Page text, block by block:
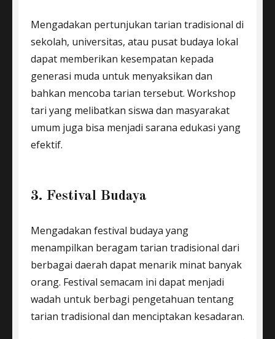
Mengadakan pertunjukan tarian tradisional di
sekolah, universitas, atau pusat budaya lokal
dapat memberikan kesempatan kepada
generasi muda untuk menyaksikan dan
bahkan mencoba tarian tersebut. Workshop
tari yang melibatkan siswa dan masyarakat
umum juga bisa menjadi sarana edukasi yang
efektif.
3. Festival Budaya
Mengadakan festival budaya yang
menampilkan beragam tarian tradisional dari
berbagai daerah dapat menarik minat banyak
orang. Festival semacam ini dapat menjadi
wadah untuk berbagi pengetahuan tentang
tarian tradisional dan menciptakan kesadaran.